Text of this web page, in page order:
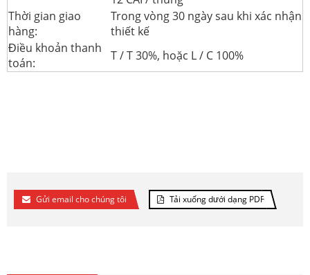
Thời gian giao
hàng:
Trong vòng 30 ngày sau khi xác nhận
thiết kế
Điều khoản thanh
toán:
T / T 30%, hoặc L / C 100%
Gửi email cho chúng tôi Tải xuống dưới dạng PDF